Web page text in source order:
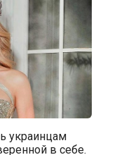
украинцам
в себе.